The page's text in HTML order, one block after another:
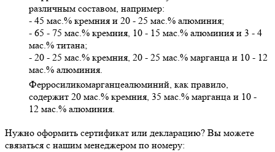
различным составом, например:
- 45 мас.% кремния и 20 - 25 мас.% алюминия;
- 65 - 75 мас.% кремния, 10 - 15 мас.% алюминия и 3 - 4
мас.% титана;
- 20 - 25 мас.% кремния, 20 - 25 мас.% марганца и 10 - 12
мас.% алюминия.
Ферросиликомарганцеалюминий, как правило,
содержит 20 мас.% кремния, 35 мас.% марганца и 10 -
12 мас.% алюминия.
Нужно оформить сертификат или декларацию? Вы можете
связаться с нашим менеджером по номеру: